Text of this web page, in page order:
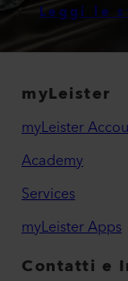
Leggi le
myLeister
myLeister
Academy
Services
myLeister Apps
Contatti e